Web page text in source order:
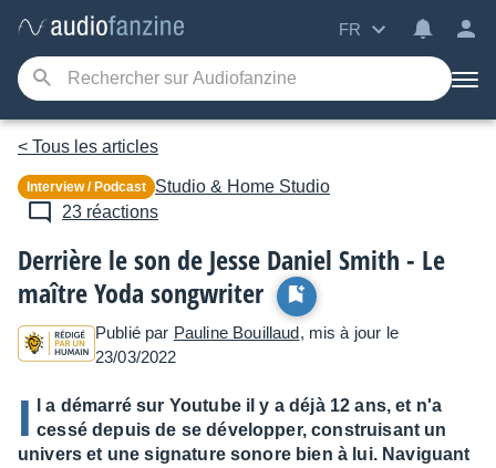
FR
< Tous les articles
Interview / Podcast
Studio & Home Studio
23 réactions
Derrière le son de Jesse Daniel Smith - Le
maître Yoda songwriter
Publié par Pauline Bouillaud, mis à jour le
23/03/2022
I
l a démarré sur Youtube il y a déjà 12 ans, et n'a
cessé depuis de se développer, construisant un
univers et une signature sonore bien à lui. Naviguant